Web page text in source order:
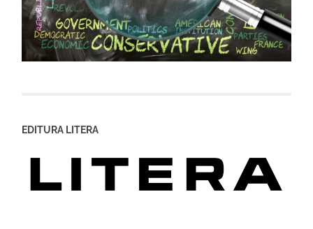
EDITURA LITERA